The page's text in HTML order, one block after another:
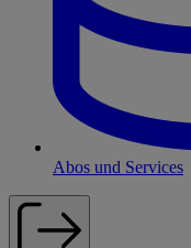
Abos und Services